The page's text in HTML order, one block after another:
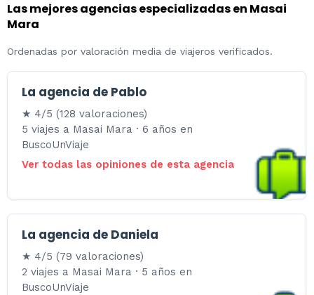
Las mejores agencias especializadas en Masai
Mara
Ordenadas por valoración media de viajeros verificados.
La agencia de Pablo
★ 4/5 (128 valoraciones)
5 viajes a Masai Mara · 6 años en
BuscoUnViaje
Ver todas las opiniones de esta agencia
La agencia de Daniela
★ 4/5 (79 valoraciones)
2 viajes a Masai Mara · 5 años en
BuscoUnViaje